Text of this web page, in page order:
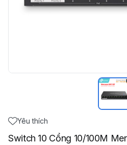
Yêu thích
Switch 10 Cổng 10/100M